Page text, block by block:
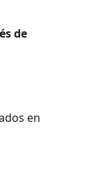
de
en